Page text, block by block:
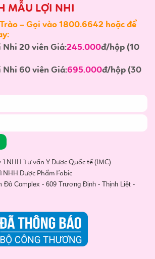
MẪU LỢI NHI
– Gọi vào 1800.6642 hoặc để
Nhi 20 viên Giá:245.000đ/hộp (10
Nhi 60 viên Giá:695.000đ/hộp (30
Tư vấn Y Dược Quốc tế (IMC)
Dược Phẩm Fobic
Đô Complex - 609 Trương Định - Thịnh Liệt -